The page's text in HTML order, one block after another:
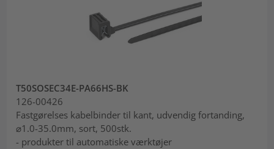
T50SOSEC34E-PA66HS-BK
126-00426
Fastgørelses kabelbinder til kant, udvendig fortanding,
⌀1.0-35.0mm, sort, 500stk.
- produkter til automatiske værktøjer